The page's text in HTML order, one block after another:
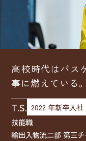
高校時代はバス
事に燃えている。
T.S. 2022 年新卒入社
技能職
輸出入物流二部 第三